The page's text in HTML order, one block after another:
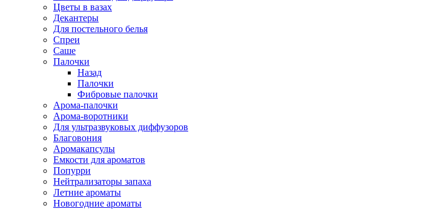
Цветы в вазах
Декантеры
Для постельного белья
Спреи
Саше
Палочки
Назад
Палочки
Фибровые палочки
Арома-палочки
Арома-воротники
Для ультразвуковых диффузоров
Благовония
Аромакапсулы
Емкости для ароматов
Попурри
Нейтрализаторы запаха
Летние ароматы
Новогодние ароматы